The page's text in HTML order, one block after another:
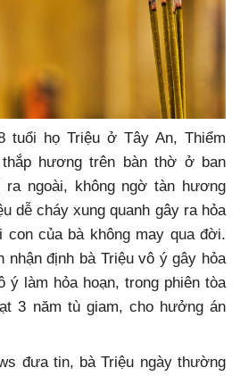
tuổi họ Triệu ở Tây An, Thiểm
hương trên bàn thờ ở ban
ngoài, không ngờ tàn hương
dễ cháy xung quanh gây ra hỏa
con của bà không may qua đời.
nhận định bà Triệu vô ý gây hỏa
ý làm hỏa hoạn, trong phiên tòa
3 năm tù giam, cho hưởng án
đưa tin, bà Triệu ngày thường